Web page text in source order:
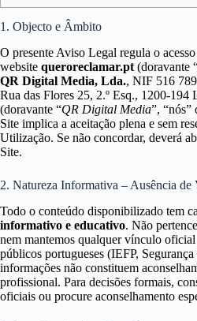
1. Objecto e Âmbito
O presente Aviso Legal regula o
website queroreclamar.pt (doravante
QR Digital Media, Lda., NIF 516
Rua das Flores 25, 2.º Esq., 1200-194
(doravante “QR Digital Media”, “nós”
Site implica a aceitação plena e sem
Utilização. Se não concordar, deverá
Site.
2. Natureza Informativa – Ausência
Todo o conteúdo disponibilizado tem
informativo e educativo. Não
nem mantemos qualquer vínculo
públicos portugueses (IEFP,
informações não constituem
profissional. Para decisões formais,
oficiais ou procure aconselhamento